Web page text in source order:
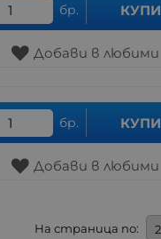
бр. КУПИ
Добави в любими
бр. КУПИ
Добави в любими
На страница по: